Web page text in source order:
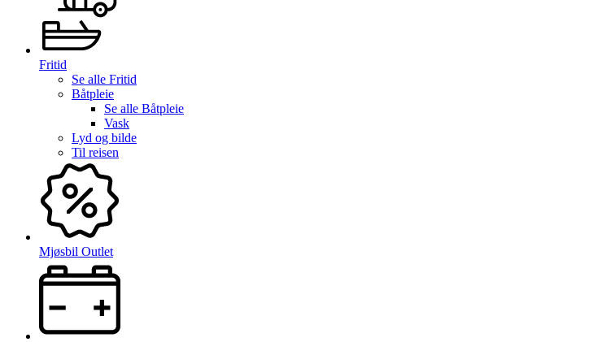
Fritid
Se alle Fritid
Båtpleie
Se alle Båtpleie
Vask
Lyd og bilde
Til reisen
Mjøsbil Outlet